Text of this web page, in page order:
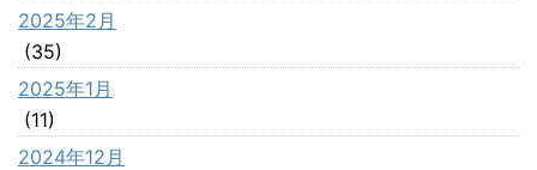
2025年2月
(35)
2025年1月
(11)
2024年12月